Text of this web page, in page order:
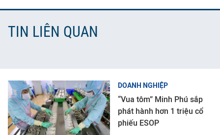
TIN LIÊN QUAN
DOANH NGHIỆP
“Vua tôm” Minh Phú sắp
phát hành hơn 1 triệu cổ
phiếu ESOP